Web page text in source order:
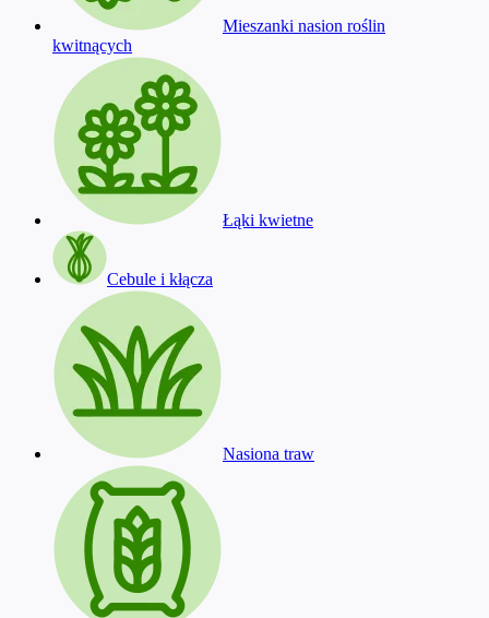
Mieszanki nasion roślin
kwitnących
Łąki kwietne
Cebule i kłącza
Nasiona traw